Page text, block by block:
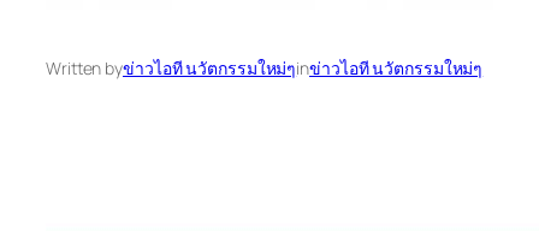
Written byข่าวไอที นวัตกรรมใหม่ๆinข่าวไอที นวัตกรรมใหม่ๆ